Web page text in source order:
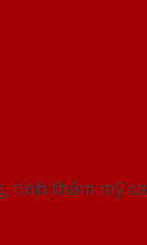
tính thẩm mỹ